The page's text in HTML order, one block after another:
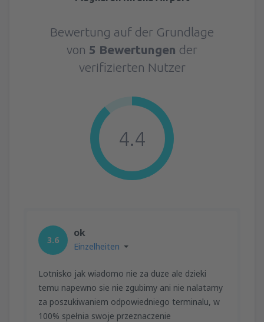
Bewertung auf der Grundlage
von 5 Bewertungen der
verifizierten Nutzer
4.4
3.6
ok
Einzelheiten
Lotnisko jak wiadomo nie za duze ale dzieki
temu napewno sie nie zgubimy ani nie nalatamy
za poszukiwaniem odpowiedniego terminalu, w
100% spełnia swoje przeznaczenie